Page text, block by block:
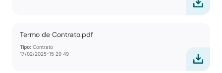
Termo de Contrato.pdf
Tipo: Contrato
17/02/2025-15:29:49